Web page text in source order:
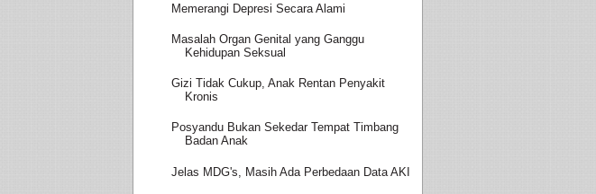
Memerangi Depresi Secara Alami
Masalah Organ Genital yang Ganggu
Kehidupan Seksual
Gizi Tidak Cukup, Anak Rentan Penyakit
Kronis
Posyandu Bukan Sekedar Tempat Timbang
Badan Anak
Jelas MDG's, Masih Ada Perbedaan Data AKI